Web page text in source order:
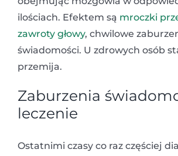
ilościach. Efektem są mroczki
zawroty głowy, chwilowe
świadomości. U zdrowych osób
przemija.
Zaburzenia
leczenie
Ostatnimi czasy co raz częściej